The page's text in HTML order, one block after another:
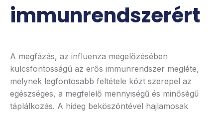
immunrendszerért
A megfázás, az influenza megelőzésében
kulcsfontosságú az erős immunrendszer megléte,
melynek legfontosabb feltétele közt szerepel az
egészséges, a megfelelő mennyiségű és minőségű
táplálkozás. A hideg beköszöntével hajlamosak